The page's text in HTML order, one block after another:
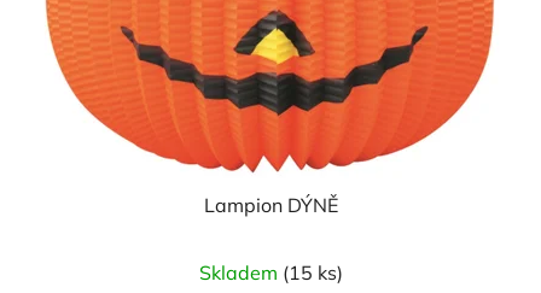
Lampion DÝNĚ
Skladem (15 ks)